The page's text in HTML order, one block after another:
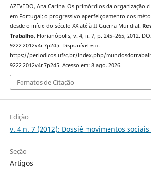
AZEVEDO, Ana Carina. Os primórdios da organização
em Portugal: o progressivo aperfeiçoamento dos
desde o início do século XX até à II Guerra Mundial.
Trabalho, Florianópolis, v. 4, n. 7, p. 245–265, 2012.
9222.2012v4n7p245. Disponível em:
https://periodicos.ufsc.br/index.php/
9222.2012v4n7p245. Acesso em: 8 ago. 2026.
Fomatos de Citação
Edição
v. 4 n. 7 (2012): Dossiê movimentos
Seção
Artigos